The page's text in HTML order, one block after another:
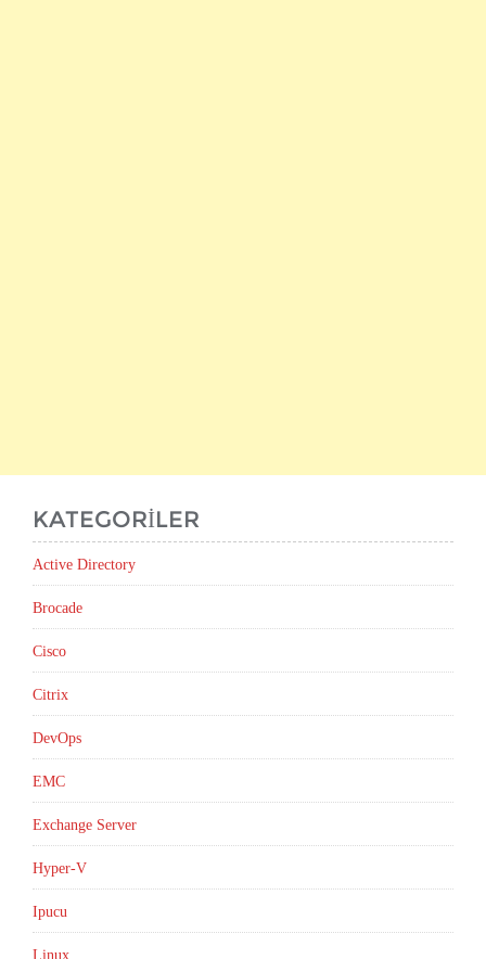
KATEGORILER
Active Directory
Brocade
Cisco
Citrix
DevOps
EMC
Exchange Server
Hyper-V
Ipucu
Linux